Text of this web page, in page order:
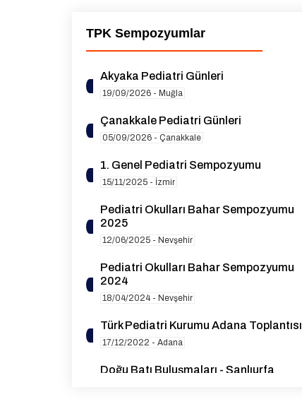
TPK Sempozyumlar
Akyaka Pediatri Günleri
19/09/2026 - Muğla
Çanakkale Pediatri Günleri
05/09/2026 - Çanakkale
1. Genel Pediatri Sempozyumu
15/11/2025 - İzmir
Pediatri Okulları Bahar Sempozyumu
2025
12/06/2025 - Nevşehir
Pediatri Okulları Bahar Sempozyumu
2024
18/04/2024 - Nevşehir
Türk Pediatri Kurumu Adana Toplantısı
17/12/2022 - Adana
Doğu Batı Buluşmaları - Şanlıurfa